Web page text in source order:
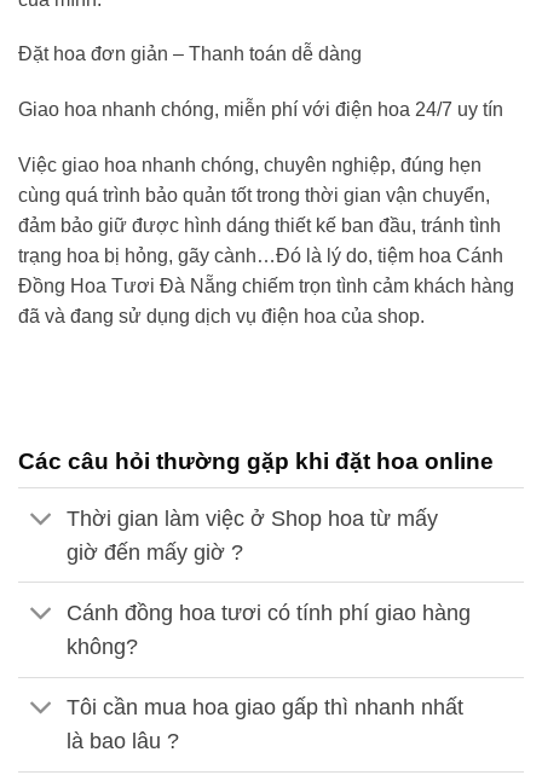
Đặt hoa đơn giản – Thanh toán dễ dàng
Giao hoa nhanh chóng, miễn phí với điện hoa 24/7 uy tín
Việc giao hoa nhanh chóng, chuyên nghiệp, đúng hẹn
cùng quá trình bảo quản tốt trong thời gian vận chuyển,
đảm bảo giữ được hình dáng thiết kế ban đầu, tránh tình
trạng hoa bị hỏng, gãy cành…Đó là lý do, tiệm hoa Cánh
Đồng Hoa Tươi Đà Nẵng chiếm trọn tình cảm khách hàng
đã và đang sử dụng dịch vụ điện hoa của shop.
Các câu hỏi thường gặp khi đặt hoa online
Thời gian làm việc ở Shop hoa từ mấy
giờ đến mấy giờ ?
Cánh đồng hoa tươi có tính phí giao hàng
không?
Tôi cần mua hoa giao gấp thì nhanh nhất
là bao lâu ?